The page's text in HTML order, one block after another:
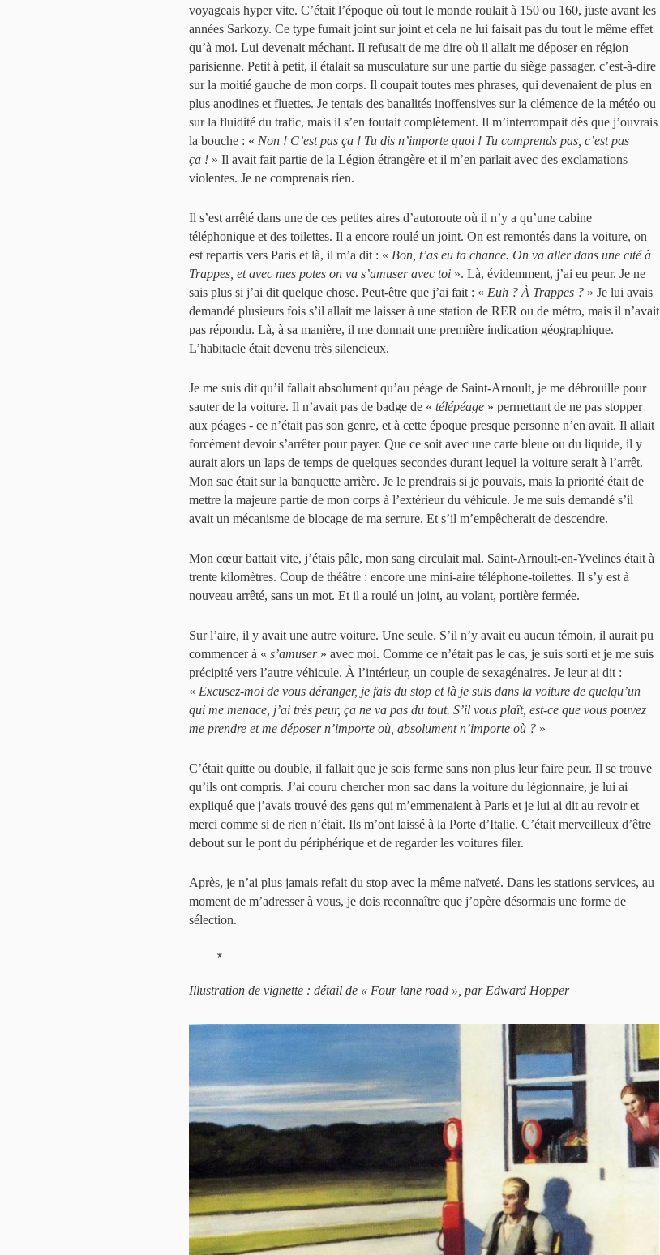
voyageais hyper vite. C’était l’époque où tout le monde roulait à 150 ou 160, juste avant les
années Sarkozy. Ce type fumait joint sur joint et cela ne lui faisait pas du tout le même effet
qu’à moi. Lui devenait méchant. Il refusait de me dire où il allait me déposer en région
parisienne. Petit à petit, il étalait sa musculature sur une partie du siège passager, c’est-à-dire
sur la moitié gauche de mon corps. Il coupait toutes mes phrases, qui devenaient de plus en
plus anodines et fluettes. Je tentais des banalités inoffensives sur la clémence de la météo ou
sur la fluidité du trafic, mais il s’en foutait complètement. Il m’interrompait dès que j’ouvrais
la bouche : « Non ! C’est pas ça ! Tu dis n’importe quoi ! Tu comprends pas, c’est pas
ça ! » Il avait fait partie de la Légion étrangère et il m’en parlait avec des exclamations
violentes. Je ne comprenais rien.
Il s’est arrêté dans une de ces petites aires d’autoroute où il n’y a qu’une cabine
téléphonique et des toilettes. Il a encore roulé un joint. On est remontés dans la voiture, on
est repartis vers Paris et là, il m’a dit : « Bon, t’as eu ta chance. On va aller dans une cité à
Trappes, et avec mes potes on va s’amuser avec toi ». Là, évidemment, j’ai eu peur. Je ne
sais plus si j’ai dit quelque chose. Peut-être que j’ai fait : « Euh ? À Trappes ? » Je lui avais
demandé plusieurs fois s’il allait me laisser à une station de RER ou de métro, mais il n’avait
pas répondu. Là, à sa manière, il me donnait une première indication géographique.
L’habitacle était devenu très silencieux.
Je me suis dit qu’il fallait absolument qu’au péage de Saint-Arnoult, je me débrouille pour
sauter de la voiture. Il n’avait pas de badge de « télépéage » permettant de ne pas stopper
aux péages - ce n’était pas son genre, et à cette époque presque personne n’en avait. Il allait
forcément devoir s’arrêter pour payer. Que ce soit avec une carte bleue ou du liquide, il y
aurait alors un laps de temps de quelques secondes durant lequel la voiture serait à l’arrêt.
Mon sac était sur la banquette arrière. Je le prendrais si je pouvais, mais la priorité était de
mettre la majeure partie de mon corps à l’extérieur du véhicule. Je me suis demandé s’il
avait un mécanisme de blocage de ma serrure. Et s’il m’empêcherait de descendre.
Mon cœur battait vite, j’étais pâle, mon sang circulait mal. Saint-Arnoult-en-Yvelines était à
trente kilomètres. Coup de théâtre : encore une mini-aire téléphone-toilettes. Il s’y est à
nouveau arrêté, sans un mot. Et il a roulé un joint, au volant, portière fermée.
Sur l’aire, il y avait une autre voiture. Une seule. S’il n’y avait eu aucun témoin, il aurait pu
commencer à « s’amuser» avec moi. Comme ce n’était pas le cas, je suis sorti et je me suis
précipité vers l’autre véhicule. À l’intérieur, un couple de sexagénaires. Je leur ai dit :
« Excusez-moi de vous déranger, je fais du stop et là je suis dans la voiture de quelqu’un
qui me menace, j’ai très peur, ça ne va pas du tout. S’il vous plaît, est-ce que vous pouvez
me prendre et me déposer n’importe où, absolument n’importe où ? »
C’était quitte ou double, il fallait que je sois ferme sans non plus leur faire peur. Il se trouve
qu’ils ont compris. J’ai couru chercher mon sac dans la voiture du légionnaire, je lui ai
expliqué que j’avais trouvé des gens qui m’emmenaient à Paris et je lui ai dit au revoir et
merci comme si de rien n’était. Ils m’ont laissé à la Porte d’Italie. C’était merveilleux d’être
debout sur le pont du périphérique et de regarder les voitures filer.
Après, je n’ai plus jamais refait du stop avec la même naïveté. Dans les stations services, au
moment de m’adresser à vous, je dois reconnaître que j’opère désormais une forme de
sélection.
*
Illustration de vignette : détail de « Four lane road », par Edward Hopper